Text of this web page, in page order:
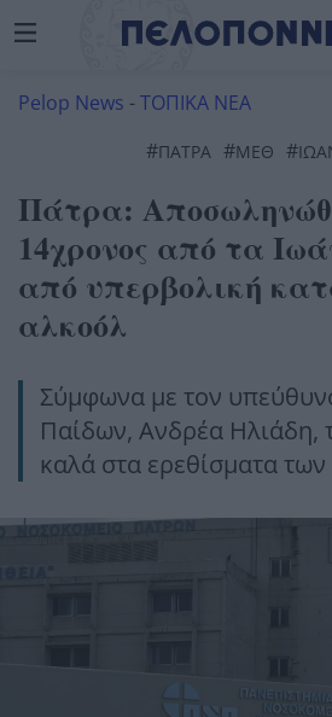
Pelop News -ΤΟΠΙΚΑ ΝΕΑ
#ΠΆΤΡΑ #ΜΕΘ #
Πάτρα:
14χρονος από τα
από υπερβολική
αλκοόλ
Σύμφωνα με τον
Παίδων, Ανδρέα Ηλιάδη,
καλά στα ερεθίσματα των